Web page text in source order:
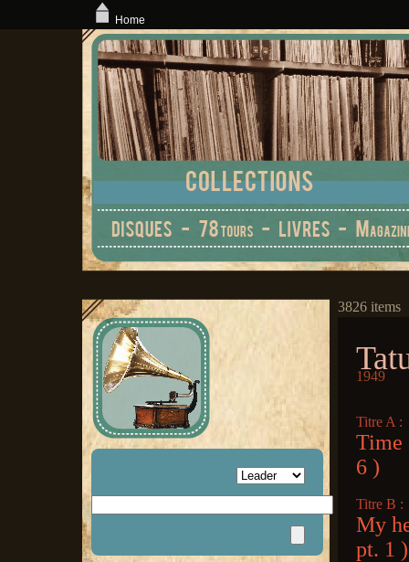
3826 items
1949
Titre A :
Time
6 )
Titre B :
My
pt. 1 )
Home